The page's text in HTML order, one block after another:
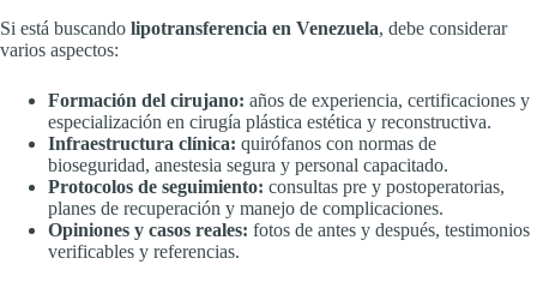
Si está buscando lipotransferencia en Venezuela, debe considerar
varios aspectos:
Formación del cirujano: años de experiencia, certificaciones y
especialización en cirugía plástica estética y reconstructiva.
Infraestructura clínica: quirófanos con normas de
bioseguridad, anestesia segura y personal capacitado.
Protocolos de seguimiento: consultas pre y postoperatorias,
planes de recuperación y manejo de complicaciones.
Opiniones y casos reales: fotos de antes y después, testimonios
verificables y referencias.